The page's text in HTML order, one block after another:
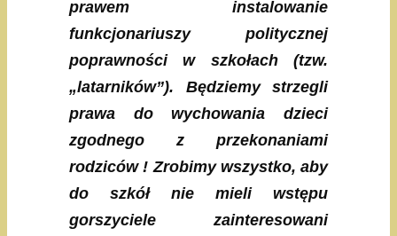
prawem instalowanie
funkcjonariuszy politycznej
poprawności w szkołach (tzw.
„latarników”). Będziemy strzegli
prawa do wychowania dzieci
zgodnego z przekonaniami
rodziców ! Zrobimy wszystko, aby
do szkół nie mieli wstępu
gorszyciele zainteresowani